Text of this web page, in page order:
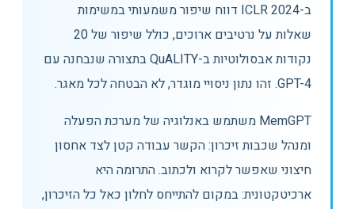
ב-ICLR 2024 דווח שיפור משמעותי במשימות
שאלות על נרטיבים ארוכים, כולל שיפור של 20
נקודות אבסולוטיות ב-QuALITY בתצורה שנבחנה עם
GPT-4. זהו נתון ניסויי מוגדר, לא הבטחה לכל מאגר.
MemGPT משתמש באנלוגיה של מערכת הפעלה
ומנהל שכבות זיכרון: הקשר עבודה קטן לצד אחסון
חיצוני שאפשר לקרוא ולכתוב. התרומה היא
ארכיטקטונית: במקום להתייחס לחלון כאל כל הזיכרון,